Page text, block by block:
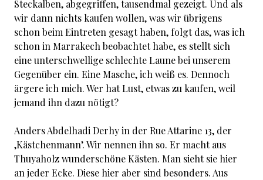
Steckalben, abgegriffen, tausendmal gezeigt. Und als
wir dann nichts kaufen wollen, was wir übrigens
schon beim Eintreten gesagt haben, folgt das, was ich
schon in Marrakech beobachtet habe, es stellt sich
eine unterschwellige schlechte Laune bei unserem
Gegenüber ein. Eine Masche, ich weiß es. Dennoch
ärgere ich mich. Wer hat Lust, etwas zu kaufen, weil
jemand ihn dazu nötigt?
Anders Abdelhadi Derhy in der Rue Attarine 13, der
‚Kästchenmann’. Wir nennen ihn so. Er macht aus
Thuyaholz wunderschöne Kästen. Man sieht sie hier
an jeder Ecke. Diese hier aber sind besonders. Aus